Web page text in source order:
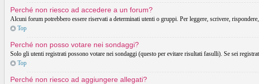
Perché non riesco ad accedere a un forum?
Alcuni forum potrebbero essere riservati a determinati utenti o gruppi. Per leggere, scrivere,
Top
Perché non posso votare nei sondaggi?
Solo gli utenti registrati possono votare nei sondaggi (questo per evitare risultati fasulli). Se sei
Top
Perché non riesco ad aggiungere allegati?